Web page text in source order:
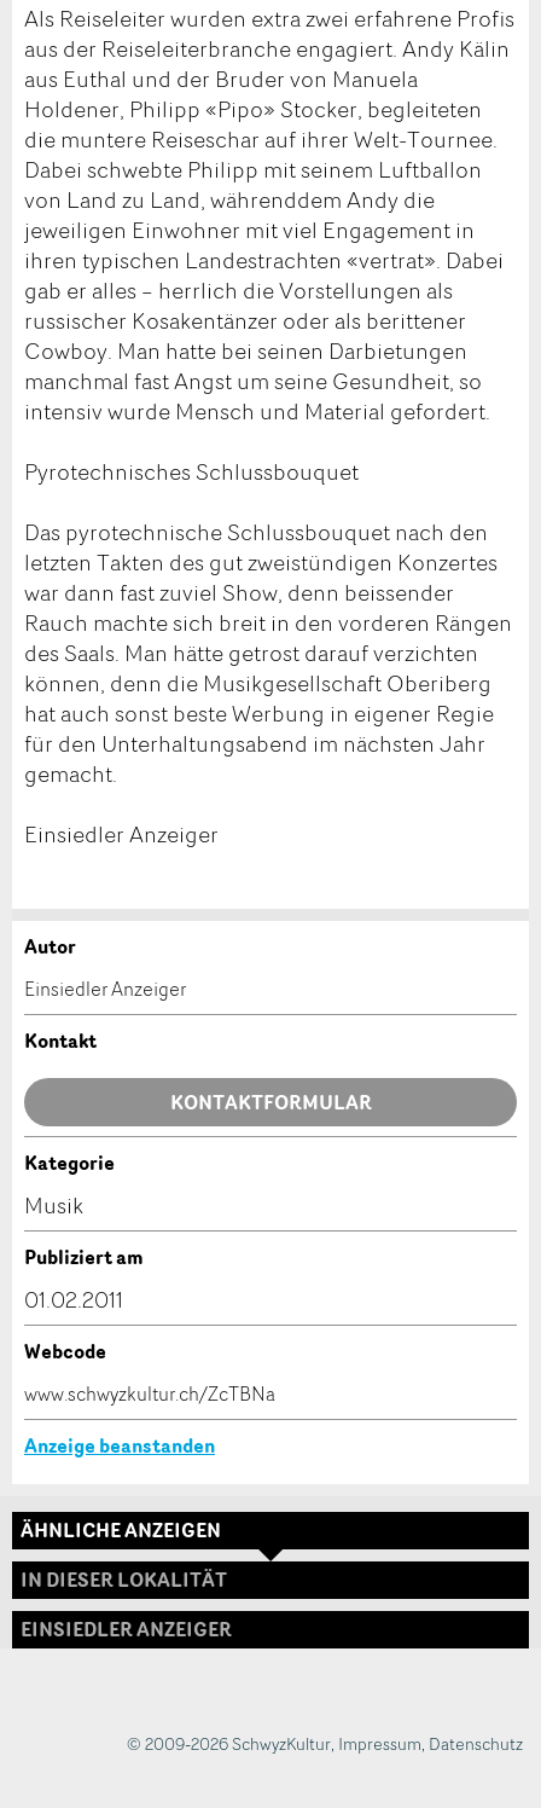
Als Reiseleiter wurden extra zwei erfahrene Profis
aus der Reiseleiterbranche engagiert. Andy Kälin
aus Euthal und der Bruder von Manuela
Holdener, Philipp «Pipo» Stocker, begleiteten
die muntere Reiseschar auf ihrer Welt-Tournee.
Dabei schwebte Philipp mit seinem Luftballon
von Land zu Land, währenddem Andy die
jeweiligen Einwohner mit viel Engagement in
ihren typischen Landestrachten «vertrat». Dabei
gab er alles – herrlich die Vorstellungen als
russischer Kosakentänzer oder als berittener
Cowboy. Man hatte bei seinen Darbietungen
manchmal fast Angst um seine Gesundheit, so
intensiv wurde Mensch und Material gefordert.
Pyrotechnisches Schlussbouquet
Das pyrotechnische Schlussbouquet nach den
letzten Takten des gut zweistündigen Konzertes
war dann fast zuviel Show, denn beissender
Rauch machte sich breit in den vorderen Rängen
des Saals. Man hätte getrost darauf verzichten
können, denn die Musikgesellschaft Oberiberg
hat auch sonst beste Werbung in eigener Regie
für den Unterhaltungsabend im nächsten Jahr
gemacht.
Einsiedler Anzeiger
Anzeige beanstanden
Ihr Feedback wird sehr geschätzt!
Allgemeines Feedback
Anzeige nicht mehr gültig
Anzeige unvollständig
* Eingabe erforderlich
Anzeige weiterempfehlen
Empfehlen Sie diese Anzeige an Freunde weiter.
* Eingabe erforderlich
Autor
Einsiedler Anzeiger
Kontakt
KONTAKTFORMULAR
Kontakt
Verfassen Sie eine Nachricht für die Kontaktpersonen
Adresse
Kategorie
Musik
Publiziert am
01.02.2011
Webcode
www.schwyzkultur.ch/ZcTBNa
Anzeige beanstanden
ÄHNLICHE ANZEIGEN
IN DIESER LOKALITÄT
EINSIEDLER ANZEIGER
© 2009-2026 SchwyzKultur, Impressum, Datenschutz